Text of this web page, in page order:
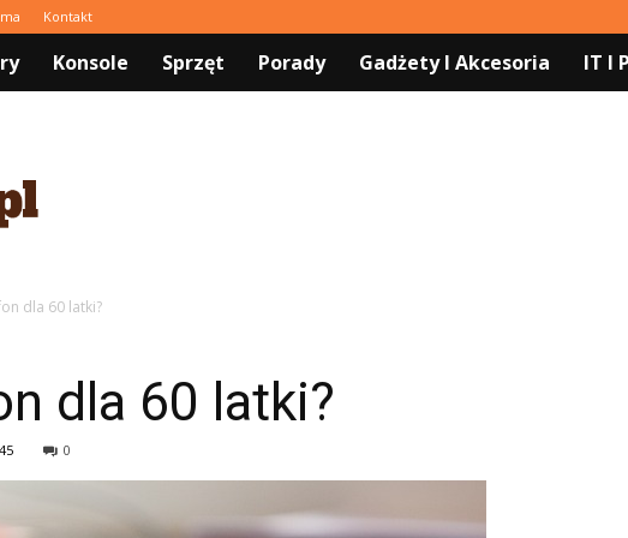
Kontakt
Konsole Sprzęt Porady Gadżety I Akcesoria IT I
dla 60 latki?
dla 60 latki?
0